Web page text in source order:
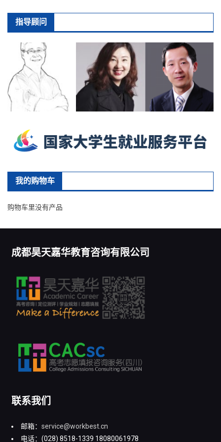
指导顾问
我的购物车
购物车里没有产品
成都昊天嘉华教育咨询有限公司
联系我们
邮箱： service@workbest.cn
电话：(028) 8518-1339 18080061978